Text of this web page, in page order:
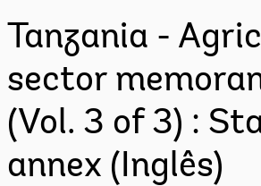
Tanzania -
sector
(Vol. 3 of 3) :
annex (Inglês)